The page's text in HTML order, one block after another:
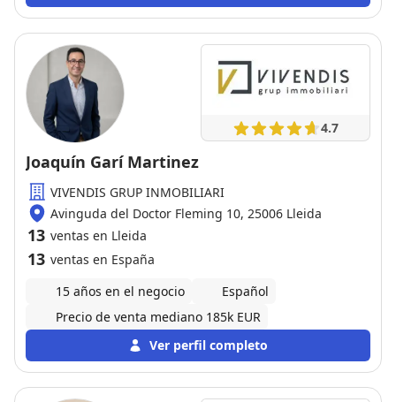
4.7
Joaquín Garí Martinez
VIVENDIS GRUP INMOBILIARI
Avinguda del Doctor Fleming 10, 25006 Lleida
13 ventas en Lleida
13 ventas en España
15 años en el negocio
Español
Precio de venta mediano 185k EUR
Ver perfil completo